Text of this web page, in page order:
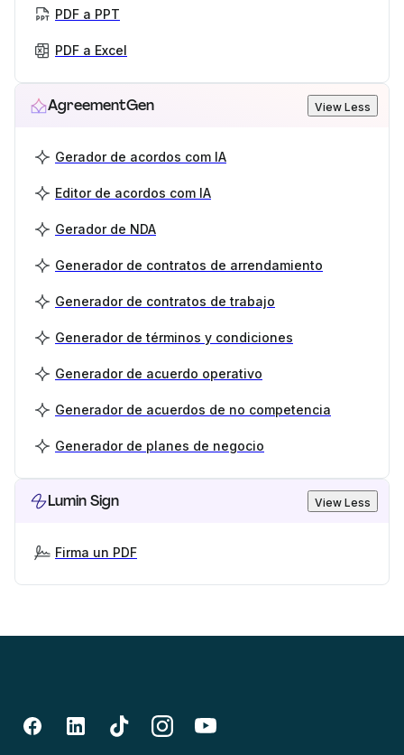
PDF a PPT
PDF a Excel
AgreementGen View Less
Gerador de acordos com IA
Editor de acordos com IA
Gerador de NDA
Generador de contratos de arrendamiento
Generador de contratos de trabajo
Generador de términos y condiciones
Generador de acuerdo operativo
Generador de acuerdos de no competencia
Generador de planes de negocio
Lumin Sign View Less
Firma un PDF